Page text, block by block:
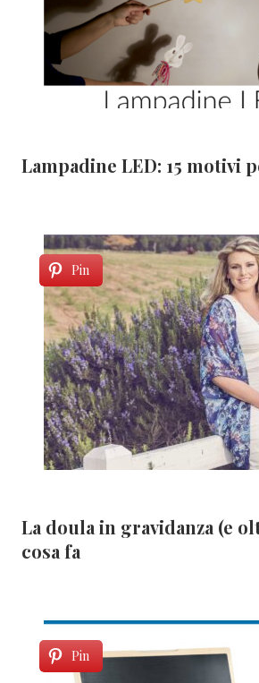
Lampadine LED: 15 motivi
Pin
La doula in gravidanza (e
cosa fa
Pin